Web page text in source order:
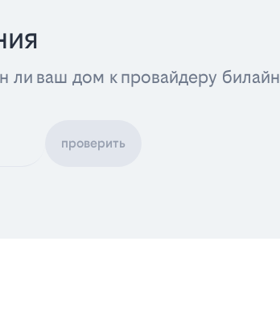
ли ваш дом к провайдеру билайн
проверить